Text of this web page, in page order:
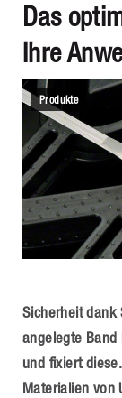
Das
Ihre
Produkte
Sicherheit dank
angelegte Band
und fixiert
Materialien von